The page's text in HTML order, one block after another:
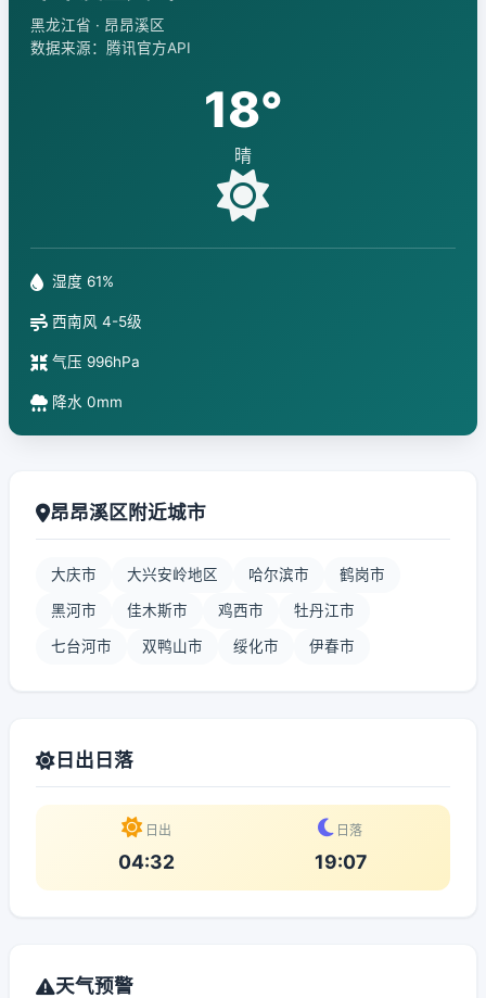
黑龙江省 · 昂昂溪区
数据来源：腾讯官方API
18°
晴
湿度 61%
西南风 4-5级
气压 996hPa
降水 0mm
昂昂溪区附近城市
大庆市 大兴安岭地区 哈尔滨市 鹤岗市
黑河市 佳木斯市 鸡西市 牡丹江市
七台河市 双鸭山市 绥化市 伊春市
日出日落
日出
04:32
日落
19:07
天气预警